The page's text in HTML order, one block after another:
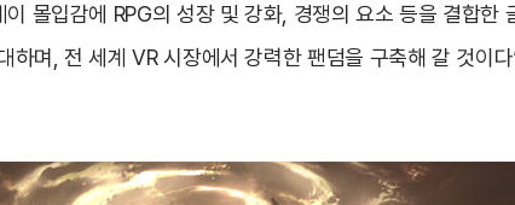
몰입감에 RPG의 성장 및 강화, 경쟁의 요소 등을 결합한
며, 전 세계 VR 시장에서 강력한 팬덤을 구축해 갈 것이